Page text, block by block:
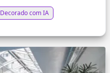
Decorado com IA